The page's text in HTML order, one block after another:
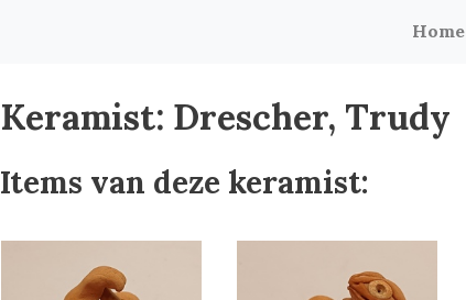
Home
Keramist: Drescher, Trudy
Items van deze keramist: